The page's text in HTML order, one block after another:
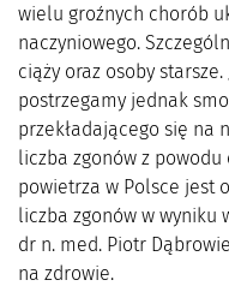
wielu groźnych chorób
naczyniowego.
ciąży oraz osoby
postrzegamy jednak
przekładającego się na
liczba zgonów z powodu
powietrza w Polsce jest
liczba zgonów w wyniku
dr n. med. Piotr
na zdrowie.